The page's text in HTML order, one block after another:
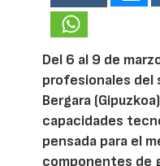
Del 6 al 9 de
profesionales del
Bergara
capacidades
pensada para el
componentes de